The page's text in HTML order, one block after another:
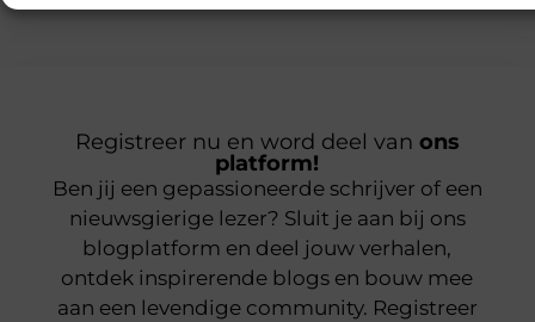
Registreer nu en word deel van ons
platform!
Ben jij een gepassioneerde schrijver of een
nieuwsgierige lezer? Sluit je aan bij ons
blogplatform en deel jouw verhalen,
ontdek inspirerende blogs en bouw mee
aan een levendige community. Registreer